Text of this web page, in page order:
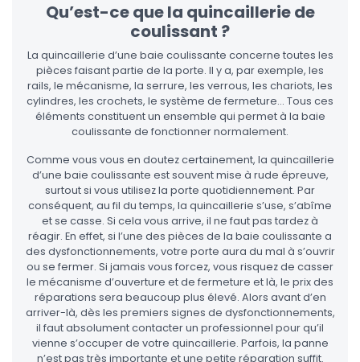
Qu’est-ce que la quincaillerie de
coulissant ?
La quincaillerie d’une baie coulissante concerne toutes les
pièces faisant partie de la porte. Il y a, par exemple, les
rails, le mécanisme, la serrure, les verrous, les chariots, les
cylindres, les crochets, le système de fermeture… Tous ces
éléments constituent un ensemble qui permet à la baie
coulissante de fonctionner normalement.
Comme vous vous en doutez certainement, la quincaillerie
d’une baie coulissante est souvent mise à rude épreuve,
surtout si vous utilisez la porte quotidiennement. Par
conséquent, au fil du temps, la quincaillerie s’use, s’abîme
et se casse. Si cela vous arrive, il ne faut pas tardez à
réagir. En effet, si l’une des pièces de la baie coulissante a
des dysfonctionnements, votre porte aura du mal à s’ouvrir
ou se fermer. Si jamais vous forcez, vous risquez de casser
le mécanisme d’ouverture et de fermeture et là, le prix des
réparations sera beaucoup plus élevé. Alors avant d’en
arriver-là, dès les premiers signes de dysfonctionnements,
il faut absolument contacter un professionnel pour qu’il
vienne s’occuper de votre quincaillerie. Parfois, la panne
n’est pas très importante et une petite réparation suffit.